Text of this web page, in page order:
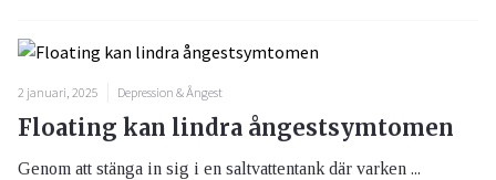
2 januari, 2025 Depression & Ångest
Floating kan lindra ångestsymtomen
Genom att stänga in sig i en saltvattentank där varken ...